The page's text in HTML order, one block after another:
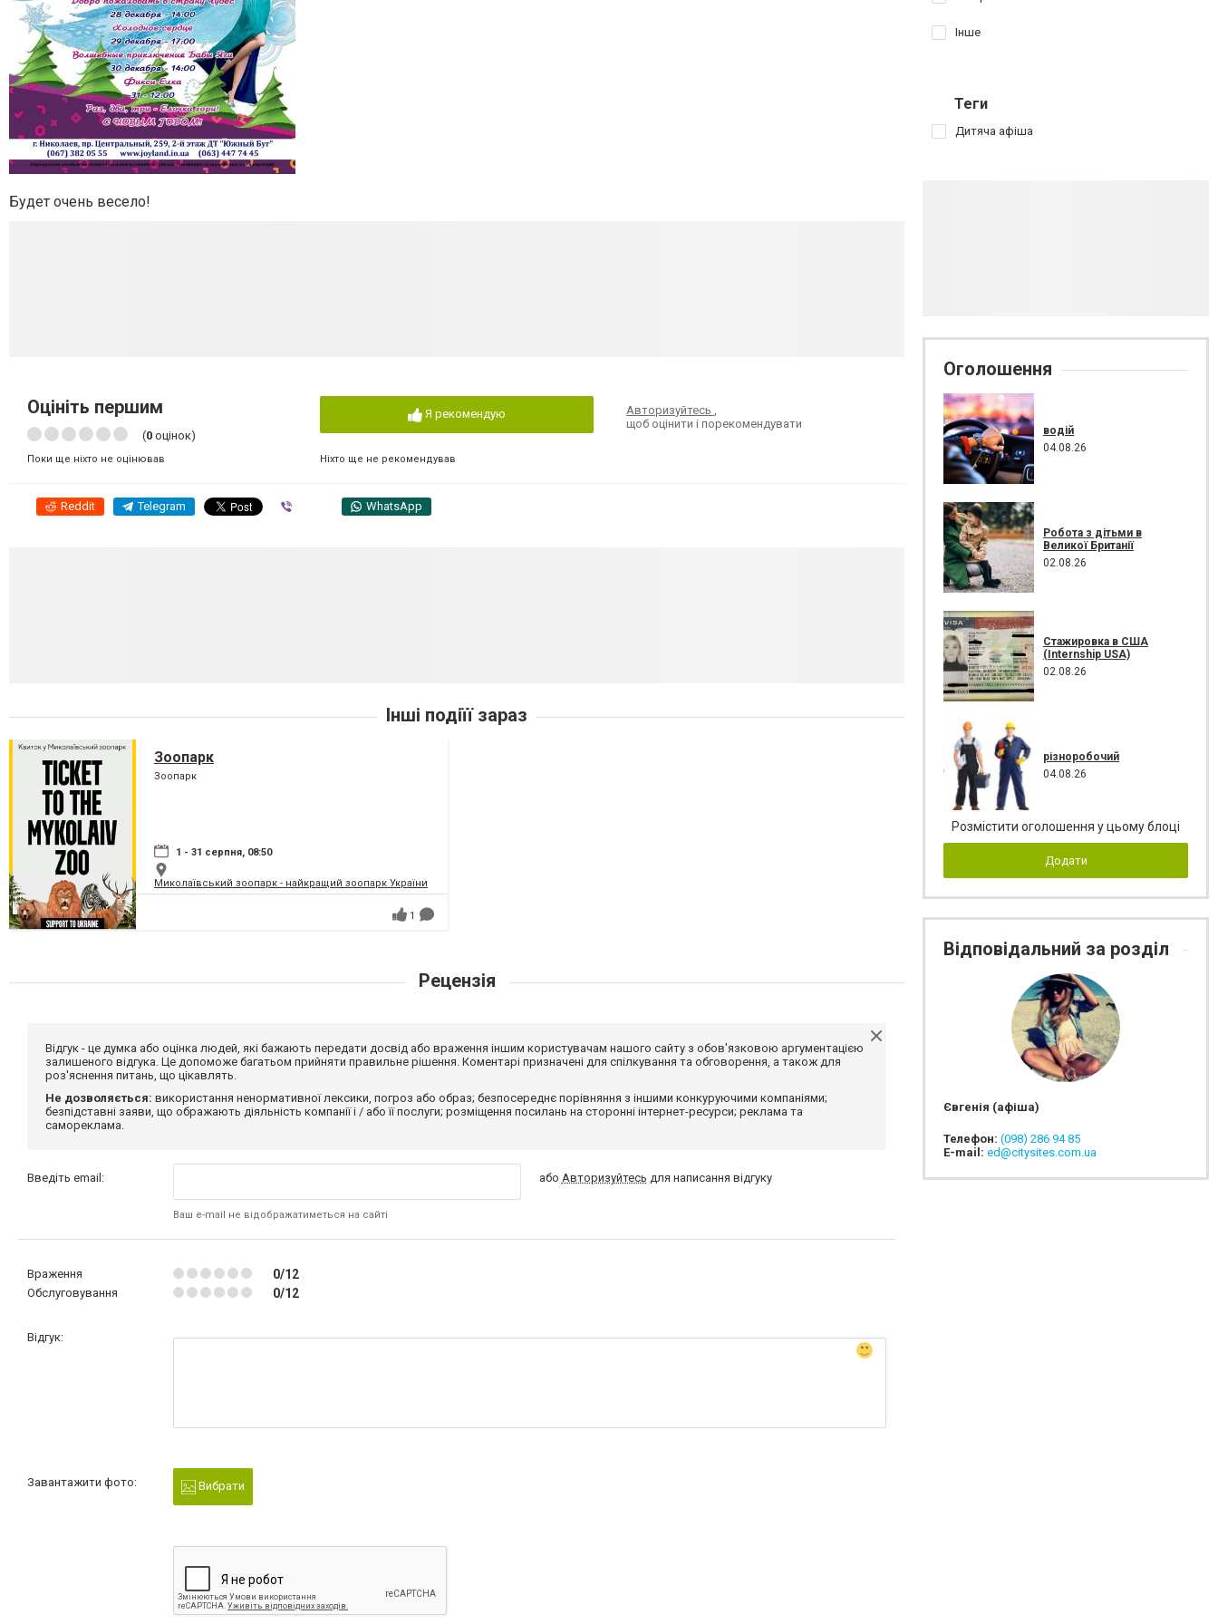
Будет очень весело!
Оцініть першим
(0 оцінок)
Поки ще ніхто не оцінював
Я рекомендую
Ніхто ще не рекомендував
Авторизуйтесь,
щоб оцінити і порекомендувати
Reddit Telegram WhatsApp
Інші подіїї зараз
Зоопарк
Зоопарк
1 - 31 серпня, 08:50
Миколаївський зоопарк - найкращий зоопарк України
1
Рецензія
Відгук - це думка або оцінка людей, які бажають передати досвід або враження іншим користувачам нашого сайту з обов'язковою аргументацією
залишеного відгука. Це допоможе багатьом прийняти правильне рішення. Коментарі призначені для спілкування та обговорення, а також для
роз'яснення питань, що цікавлять.
Не дозволяється: використання ненормативної лексики, погроз або образ; безпосереднє порівняння з іншими конкуруючими компаніями;
безпідставні заяви, що ображають діяльність компанії і / або її послуги; розміщення посилань на сторонні інтернет-ресурси; реклама та
самореклама.
Введіть email:
Ваш e-mail не відображатиметься на сайті
або Авторизуйтесь для написання відгуку
Враження 0/12
Обслуговування 0/12
Відгук:
Завантажити фото: Вибрати
Інше
Теги
Дитяча афіша
Оголошення
водій
04.08.26
Робота з дітьми в
Великої Британії
02.08.26
Стажировка в США
(Internship USA)
02.08.26
різноробочий
04.08.26
Розмістити оголошення у цьому блоці
Додати
Відповідальний за розділ
Євгенія (афіша)
Телефон: (098) 286 94 85
E-mail: ed@citysites.com.ua